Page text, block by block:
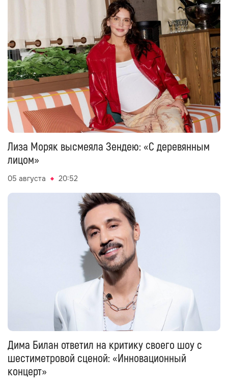
Лиза Моряк высмеяла Зендею: «С деревянным
лицом»
05 августа 20:52
Дима Билан ответил на критику своего шоу с
шестиметровой сценой: «Инновационный
концерт»